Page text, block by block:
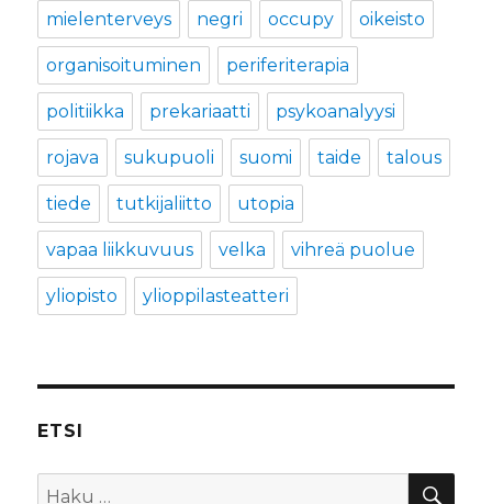
mielenterveys negri occupy oikeisto
organisoituminen periferiterapia
politiikka prekariaatti psykoanalyysi
rojava sukupuoli suomi taide talous
tiede tutkijaliitto utopia
vapaa liikkuvuus velka vihreä puolue
yliopisto ylioppilasteatteri
ETSI
Etsi: